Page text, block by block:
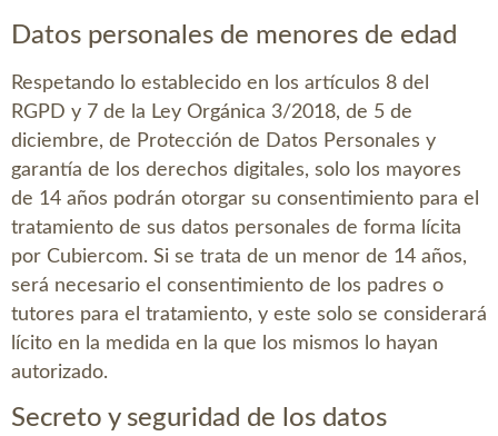
Datos personales de menores de edad
Respetando lo establecido en los artículos 8 del
RGPD y 7 de la Ley Orgánica 3/2018, de 5 de
diciembre, de Protección de Datos Personales y
garantía de los derechos digitales, solo los mayores
de 14 años podrán otorgar su consentimiento para el
tratamiento de sus datos personales de forma lícita
por Cubiercom. Si se trata de un menor de 14 años,
será necesario el consentimiento de los padres o
tutores para el tratamiento, y este solo se considerará
lícito en la medida en la que los mismos lo hayan
autorizado.
Secreto y seguridad de los datos